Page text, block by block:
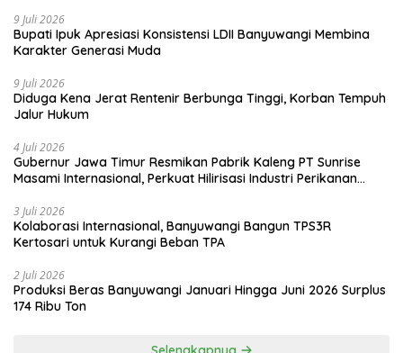
9 Juli 2026
Bupati Ipuk Apresiasi Konsistensi LDII Banyuwangi Membina
Karakter Generasi Muda
9 Juli 2026
Diduga Kena Jerat Rentenir Berbunga Tinggi, Korban Tempuh
Jalur Hukum
4 Juli 2026
Gubernur Jawa Timur Resmikan Pabrik Kaleng PT Sunrise
Masami Internasional, Perkuat Hilirisasi Industri Perikanan
3 Juli 2026
Kolaborasi Internasional, Banyuwangi Bangun TPS3R
Kertosari untuk Kurangi Beban TPA
2 Juli 2026
Produksi Beras Banyuwangi Januari Hingga Juni 2026 Surplus
174 Ribu Ton